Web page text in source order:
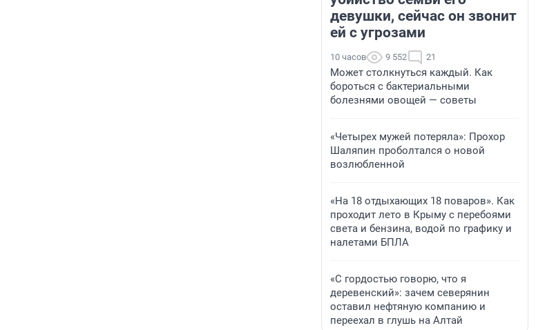
девушки, сейчас он звонит
ей с угрозами
10 часов 9 552 21
Может столкнуться каждый. Как
бороться с бактериальными
болезнями овощей — советы
«Четырех мужей потеряла»: Прохор
Шаляпин проболтался о новой
возлюбленной
«На 18 отдыхающих 18 поваров». Как
проходит лето в Крыму с перебоями
света и бензина, водой по графику и
налетами БПЛА
«С гордостью говорю, что я
деревенский»: зачем северянин
оставил нефтяную компанию и
переехал в глушь на Алтай